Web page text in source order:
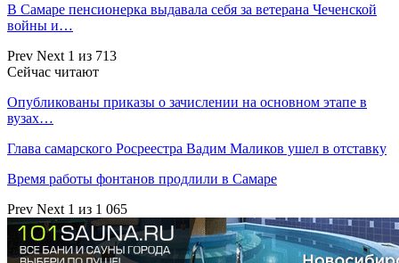
В Самаре пенсионерка выдавала себя за ветерана Чеченской
войны и…
Prev Next 1 из 713
Сейчас читают
Опубликованы приказы о зачислении на основном этапе в
вузах…
Глава самарского Росреестра Вадим Маликов ушел в отставку
Время работы фонтанов продлили в Самаре
Prev Next 1 из 1 065